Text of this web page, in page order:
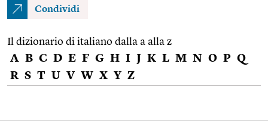
Condividi
Il dizionario di italiano dalla a alla z
A B C D E F G H I J K L M N O P Q
R S T U V W X Y Z